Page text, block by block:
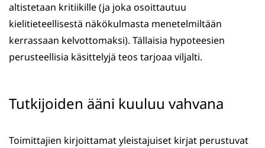
altistetaan kritiikille (ja joka osoittautuu
kielitieteellisestä näkökulmasta menetelmiltään
kerrassaan kelvottomaksi). Tällaisia hypoteesien
perusteellisia käsittelyjä teos tarjoaa viljalti.
Tutkijoiden ääni kuuluu vahvana
Toimittajien kirjoittamat yleistajuiset kirjat perustuvat